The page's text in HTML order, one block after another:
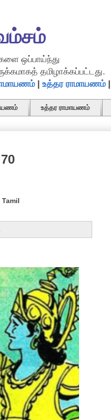
ஒப்பாய்ந்து
தமிழாக்கப்பட்டது.
| உத்தர ராமாயணம்|
உத்தர ராமாயணம்